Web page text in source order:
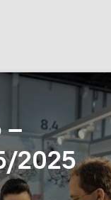
–
2025